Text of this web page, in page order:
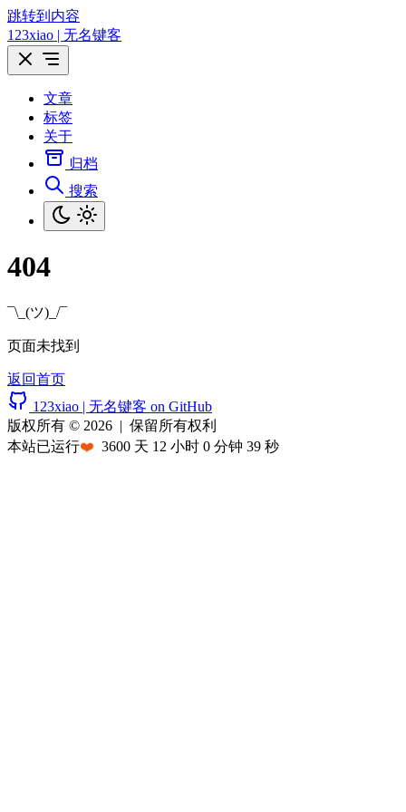
跳转到内容
123xiao | 无名键客
文章
标签
关于
归档
搜索
404
¯\_(ツ)_/¯
页面未找到
返回首页
123xiao | 无名键客 on GitHub
版权所有 © 2026 | 保留所有权利
本站已运行❤️ 3600 天 12 小时 0 分钟 39 秒